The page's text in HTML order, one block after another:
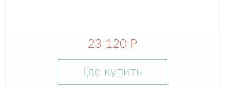
23 120 Р
Где купить